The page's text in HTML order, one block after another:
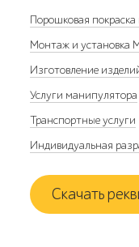
Порошковая
Монтаж и установка
Изготовление
Услуги манипулятора
Транспортные услуги
Индивидуальная
Скачать